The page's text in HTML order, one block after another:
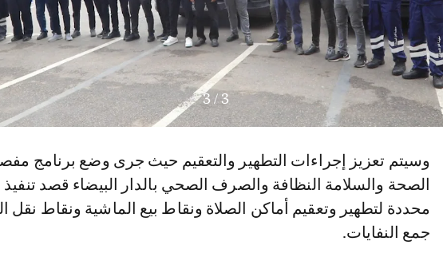
3
/
3
وسيتم تعزيز إجراءات التطهير والتعقيم حيث جرى وضع برنامج
الصحة والسلامة النظافة والصرف الصحي بالدار البيضاء قصد
محددة لتطهير وتعقيم أماكن الصلاة ونقاط بيع الماشية ونقاط نقل
جمع النفايات.